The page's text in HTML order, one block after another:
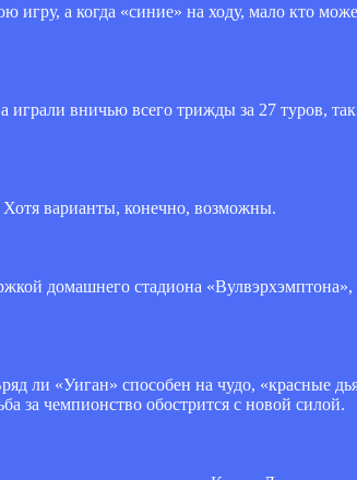
игру, а когда «синие» на ходу, мало кто
вничью всего трижды за 27 туров,
Хотя варианты, конечно, возможны.
домашнего стадиона «Вулвэрхэмптона»,
ли «Уиган» способен на чудо, «красные
за чемпионство обострится с новой силой.